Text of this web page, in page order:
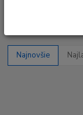
Najnovšie